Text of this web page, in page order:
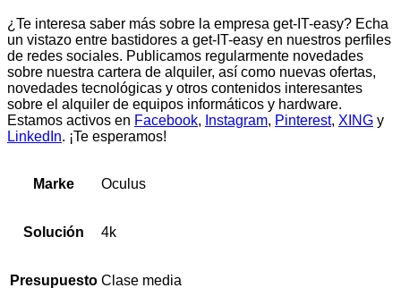
¿Te interesa saber más sobre la empresa get-IT-easy? Echa
un vistazo entre bastidores a get-IT-easy en nuestros perfiles
de redes sociales. Publicamos regularmente novedades
sobre nuestra cartera de alquiler, así como nuevas ofertas,
novedades tecnológicas y otros contenidos interesantes
sobre el alquiler de equipos informáticos y hardware.
Estamos activos en Facebook, Instagram, Pinterest, XING y
LinkedIn. ¡Te esperamos!
Marke Oculus
Solución 4k
Presupuesto Clase media